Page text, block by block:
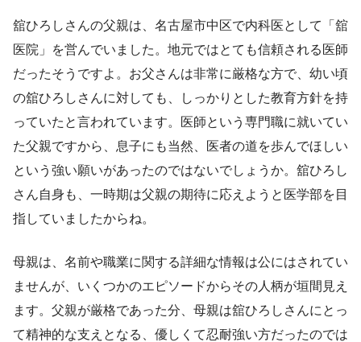
舘ひろしさんの父親は、名古屋市中区で内科医として「舘
医院」を営んでいました。地元ではとても信頼される医師
だったそうですよ。お父さんは非常に厳格な方で、幼い頃
の舘ひろしさんに対しても、しっかりとした教育方針を持
っていたと言われています。医師という専門職に就いてい
た父親ですから、息子にも当然、医者の道を歩んでほしい
という強い願いがあったのではないでしょうか。舘ひろし
さん自身も、一時期は父親の期待に応えようと医学部を目
指していましたからね。
母親は、名前や職業に関する詳細な情報は公にはされてい
ませんが、いくつかのエピソードからその人柄が垣間見え
ます。父親が厳格であった分、母親は舘ひろしさんにとっ
て精神的な支えとなる、優しくて忍耐強い方だったのでは